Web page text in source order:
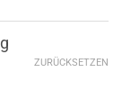
ZURÜCKSETZEN